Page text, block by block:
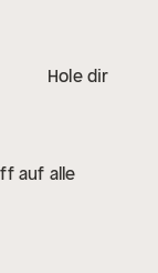
nachHole dir
auf alle